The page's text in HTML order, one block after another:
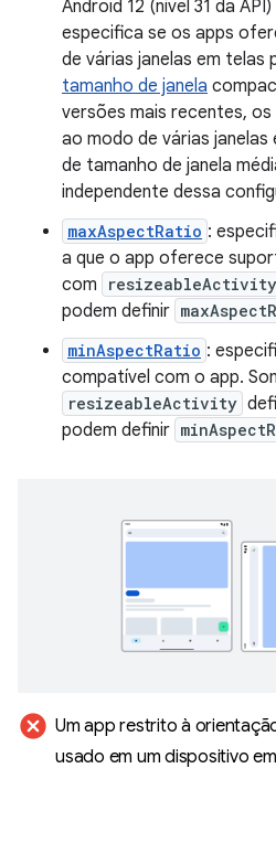
Android 12 (nível 31 da
especifica se os apps
de várias janelas em telas
tamanho de janela
versões mais recentes,
ao modo de várias
de tamanho de janela
independente dessa
maxAspectRatio :
a que o app oferece
com
resizeableActivity
podem definir
minAspectRatio :
compatível com o app.
resizeableActivity
podem definir
cancel Um app restrito à
usado em um dispositivo